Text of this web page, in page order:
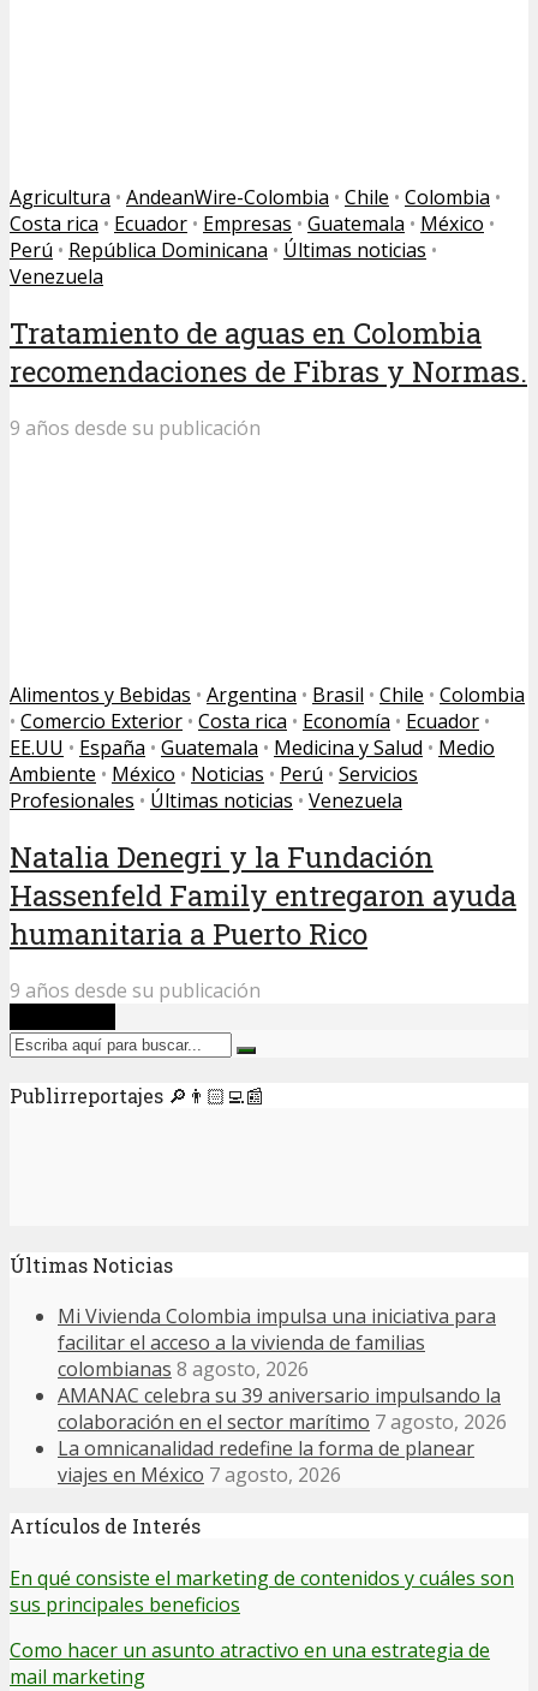
Agricultura • AndeanWire-Colombia • Chile • Colombia •
Costa rica • Ecuador • Empresas • Guatemala • México •
Perú • República Dominicana • Últimas noticias •
Venezuela
Tratamiento de aguas en Colombia
recomendaciones de Fibras y Normas.
9 años desde su publicación
Alimentos y Bebidas • Argentina • Brasil • Chile • Colombia
• Comercio Exterior • Costa rica • Economía • Ecuador •
EE.UU • España • Guatemala • Medicina y Salud • Medio
Ambiente • México • Noticias • Perú • Servicios
Profesionales • Últimas noticias • Venezuela
Natalia Denegri y la Fundación
Hassenfeld Family entregaron ayuda
humanitaria a Puerto Rico
9 años desde su publicación
Publirreportajes 🔎👨🏻‍💻📰
Últimas Noticias
Mi Vivienda Colombia impulsa una iniciativa para
facilitar el acceso a la vivienda de familias
colombianas 8 agosto, 2026
AMANAC celebra su 39 aniversario impulsando la
colaboración en el sector marítimo 7 agosto, 2026
La omnicanalidad redefine la forma de planear
viajes en México 7 agosto, 2026
Artículos de Interés
En qué consiste el marketing de contenidos y cuáles son
sus principales beneficios
Como hacer un asunto atractivo en una estrategia de
mail marketing